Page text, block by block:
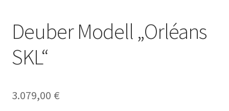
Deuber Modell „Orléans
SKL“
3.079,00 €